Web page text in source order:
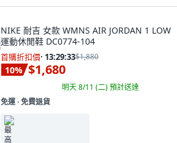
NIKE 耐吉 女款 WMNS AIR JORDAN 1 LOW
運動休閒鞋 DC0774-104
首購折扣價· 13:29:32$1,880
10% $1,680
明天 8/11 (二)預計送達
免運 ∙ 免費退貨